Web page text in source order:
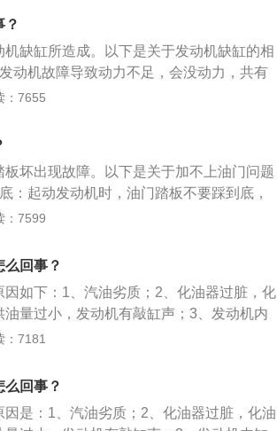
车速不升高的现象。双离合自动变速箱也
店或者维修店维修。9、变速箱故障。这
液力变矩器故障、锁止离合器不能锁死、
压力过低等等，变速箱电控系统发生故障
量不足。发动机没有足够的油，燃烧效率
建议车主及时补充燃油。
次启动才能着车。解决办法：建议车主及
器，非专业个人车主无法解决。6、发动机
时链条跳齿，凸轮轴传感器故障等，都会
人车主无法解决。7、电器线路故障：例
专业个人车主无法解决。8、发动机排气
：建议车主更换排气管。9、节气门积碳
多的时候，车辆冷车启动时，达不到节气
后又突突突的熄火了，这是因为节气门怠
几种情况：1、车辆的油路堵了，尤其是
运输，供给的能量少了，发动机气缸内的
现问题。2、节气门积碳严重，当汽车的
不到清洗，便会产生积碳，积碳的堆积直
降，光给油车不动，油耗也必然上涨。
？
缺缸所造成。以下是关于发动机缺缸的相
动机故障导致动力不足，会没动力，共有
缸会缩短润滑油的使用周期，容易出现瞬
统的分电器盖的触点如果出现了严重烧
相对应的柱头之间，怠速严重的忽高忽
重的哮喘病发作。
：7655
坏出现故障。以下是关于加不上油门问题
：起动发动机时，油门踏板不要踩到底，
在离合器联动点之前为妥，油门开度取中
的档位要适当。2、换火花塞。如果发动
塞。3、检查汽车零件：导致汽车加速无
马达、进气道和燃烧室内部及火花塞等部
会出现挺火的事件。
：7599
回事？
如下：1、汽油劣质；2、化油器过脏，化
量过小，发动机有敲缸声；3、发动机内
荷时产生敲缸声。摩托车油门加不上去还
清洗化油器，并检查化油器混合比、油
：7181
回事？
是：1、汽油劣质；2、化油器过脏，化油